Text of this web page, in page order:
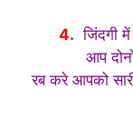
4. जिंदगी
आप
रब करे आपको